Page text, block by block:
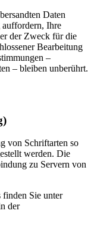
Daten
auffordern, Ihre
der Zweck für die
Bearbeitung
–
– bleiben unberührt.
von Schriftarten so
werden. Die
zu Servern von
Sie unter
der